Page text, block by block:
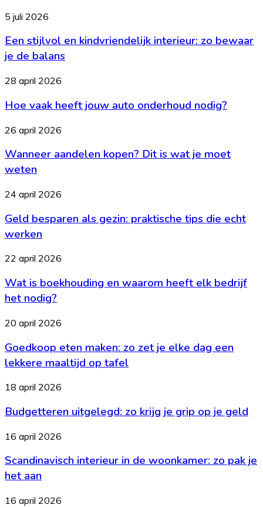
voor
bedrijfsafval
Een
en
kindvriendelijk
interieur:
bewaar
de
5 juli 2026
Een stijlvol en kindvriendelijk interieur: zo bewaar
je de balans
Hoe
heeft
auto
onderhoud
nodig?
28 april 2026
Hoe vaak heeft jouw auto onderhoud nodig?
Wanneer
kopen?
is
je
weten
26 april 2026
Wanneer aandelen kopen? Dit is wat je moet
weten
Geld
als
gezin:
praktische
tips
die
echt
werken
24 april 2026
Geld besparen als gezin: praktische tips die echt
werken
Wat
boekhouding
en
waarom
elk
het
nodig?
22 april 2026
Wat is boekhouding en waarom heeft elk bedrijf
het nodig?
Goedkoop
maken:
zo
zet
elke
een
maaltijd
tafel
20 april 2026
Goedkoop eten maken: zo zet je elke dag een
lekkere maaltijd op tafel
Budgetteren
zo
je
op
je
geld
18 april 2026
Budgetteren uitgelegd: zo krijg je grip op je geld
Scandinavisch
in
de
woonkamer:
16 april 2026
Scandinavisch interieur in de woonkamer: zo pak je
het aan
Wanneer
16 april 2026